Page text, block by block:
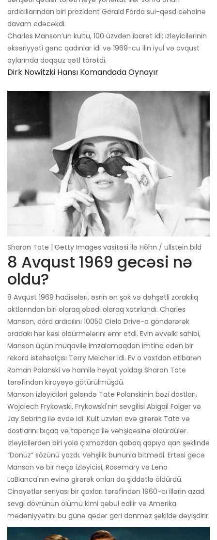
ardıcıllarından biri prezident Gerald Forda sui-qəsd cəhdinə
davam edəcəkdi.
Charles Manson’un kultu, 100 üzvdən ibarət idi; izləyicilərinin
əksəriyyəti gənc qadınlar idi və 1969-cu ilin iyul və avqust
aylarında doqquz qətl törətdi.
Dirk Nowitzki Hansı Komandada Oynayır
Sharon Tate | Getty Images vasitəsi ilə Höhn / ullstein bild
8 Avqust 1969 gecəsi nə
oldu?
8 Avqust 1969 hadisələri, əsrin ən şok və dəhşətli zorakılıq
aktlarından biri olaraq əbədi olaraq xatırlandı. Charles
Manson, dörd ardıcılını 10050 Cielo Drive-a göndərərək
oradakı hər kəsi öldürmələrini əmr etdi. Evin əvvəlki sahibi,
Manson üçün müqavilə imzalamaqdan imtina edən bir
rekord istehsalçısı Terry Melcher idi. Ev o vaxtdan etibarən
Roman Polanski və hamilə həyat yoldaşı Sharon Tate
tərəfindən kirayəyə götürülmüşdü.
Manson izləyiciləri gələndə Tate Polanskinin bəzi dostları,
Wojciech Frykowski, Frykowski'nin sevgilisi Abigail Folger və
Jay Sebring ilə evdə idi. Kult üzvləri evə girərək Tate və
dostlarını bıçaq və tapança ilə vəhşicəsinə öldürdülər.
İzləyicilərdən biri yola çıxmazdan qabaq qapıya qan şəklində
“Donuz” sözünü yazdı. Vəhşilik bununla bitmədi. Ertəsi gecə
Manson və bir neçə izləyicisi, Rosemary və Leno
LaBianca'nın evinə girərək onları da şiddətlə öldürdü.
Cinayətlər seriyası bir çoxları tərəfindən 1960-cı illərin azad
sevgi dövrünün ölümü kimi qəbul edilir və Amerika
mədəniyyətini bu günə qədər geri dönməz şəkildə dəyişdirir.